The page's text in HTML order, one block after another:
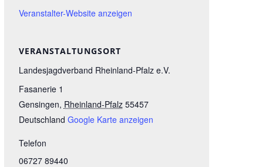
Veranstalter-Website anzeigen
VERANSTALTUNGSORT
Landesjagdverband Rheinland-Pfalz e.V.
Fasanerie 1
Gensingen, Rheinland-Pfalz 55457
Deutschland Google Karte anzeigen
Telefon
06727 89440